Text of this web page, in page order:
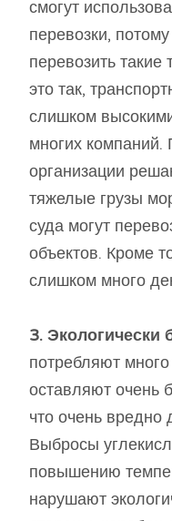
смогут
перевозки,
перевозить
это так,
слишком
многих компаний.
организации
тяжелые грузы
суда могут
объектов. Кроме
слишком много
3. Экологически
потребляют
оставляют очень
что очень
Выбросы
повышению
нарушают